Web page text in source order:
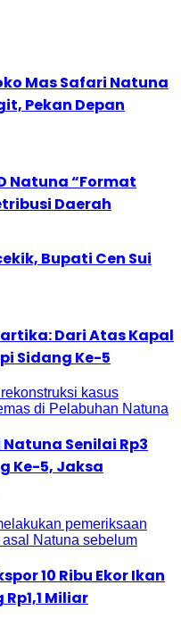
Mas Safari Natuna
Pekan Depan
Natuna “Format
Daerah
Bupati Cen Sui
Dari Atas Kapal
Sidang Ke-5
Senilai Rp3
Ke-5, Jaksa
10 Ribu Ekor Ikan
Miliar